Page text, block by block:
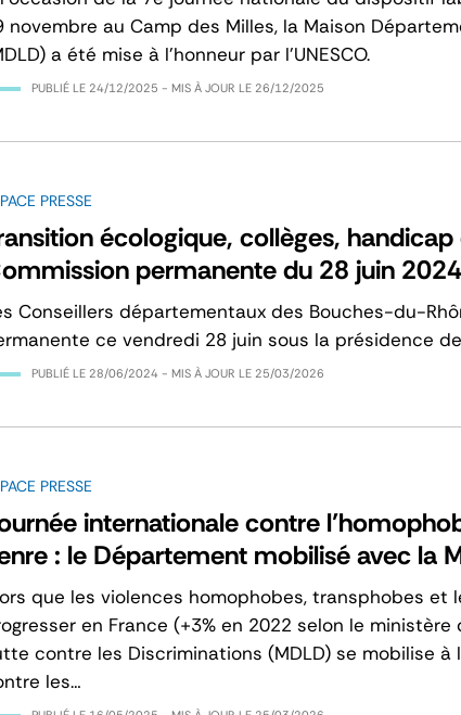
novembre au Camp des Milles, la Maison
a été mise à l’honneur par l’UNESCO.
PUBLIÉ LE 24/12/2025 - MIS À JOUR LE 26/12/2025
PRESSE
écologique, collèges,
permanente du 28 juin 2024
Conseillers départementaux des Bouches-du-
ce vendredi 28 juin sous la présidence
PUBLIÉ LE 28/06/2024 - MIS À JOUR LE 25/03/2026
PRESSE
internationale contre
: le Département mobilisé avec la
que les violences homophobes, transphobes
en France (+3% en 2022 selon le
contre les Discriminations (MDLD) se mobilise
les…